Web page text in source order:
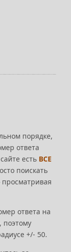
порядке,
ответа
есть ВСЕ
поискать
ответа на
поэтому
+/- 50.